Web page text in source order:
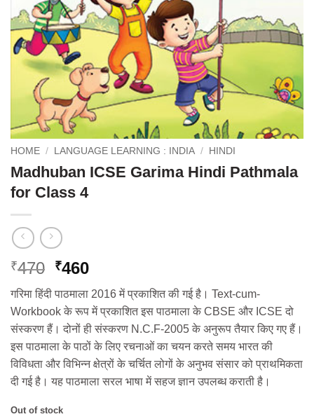
HOME / LANGUAGE LEARNING : INDIA / HINDI
Madhuban ICSE Garima Hindi Pathmala
for Class 4
₹470 Original
was:
₹470.
₹460Current
price
is:
₹460.
गरिमा हिंदी पाठमाला 2016 में प्रकाशित की गई है। Text-cum-
Workbook के रूप में प्रकाशित इस पाठमाला के CBSE और ICSE दो
संस्करण हैं। दोनों ही संस्करण N.C.F-2005 के अनुरूप तैयार किए गए हैं।
इस पाठमाला के पाठों के लिए रचनाओं का चयन करते समय भारत की
विविधता और विभिन्न क्षेत्रों के चर्चित लोगों के अनुभव संसार को प्राथमिकता
दी गई है। यह पाठमाला सरल भाषा में सहज ज्ञान उपलब्ध कराती है।
Out of stock